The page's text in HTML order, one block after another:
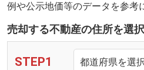
例や公示地価等のデータを参考
売却する不動産の住所を選択
STEP1